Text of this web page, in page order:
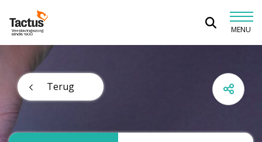
Spring naar content
Tactus Verslavingszorg
MENU
Terug